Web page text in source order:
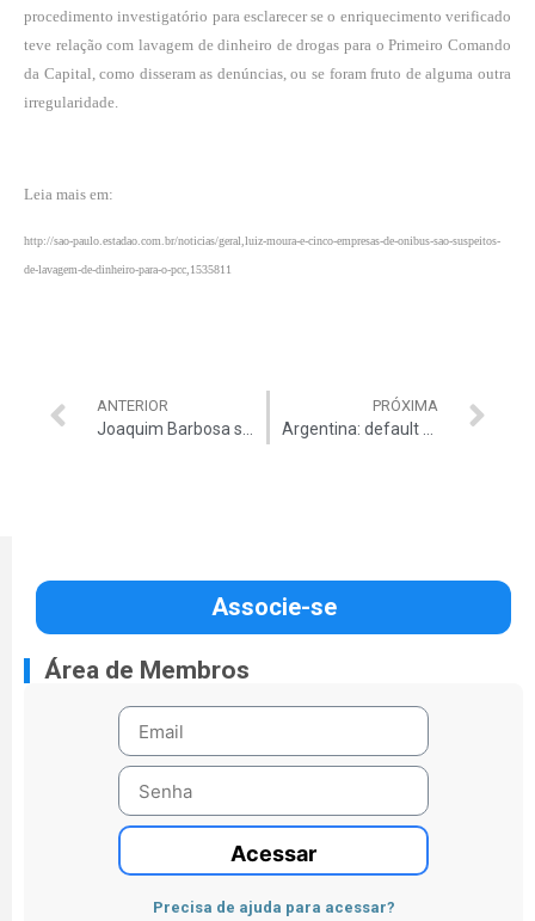
procedimento investigatório para esclarecer se o enriquecimento verificado
teve relação com lavagem de dinheiro de drogas para o Primeiro Comando
da Capital, como disseram as denúncias, ou se foram fruto de alguma outra
irregularidade.
Leia mais em:
http://sao-paulo.estadao.com.br/noticias/geral,luiz-moura-e-cinco-empresas-de-onibus-sao-suspeitos-
de-lavagem-de-dinheiro-para-o-pcc,1535811
ANTERIOR PRÓXIMA
Associe-se
Área de Membros
Acessar
Precisa de ajuda para acessar?